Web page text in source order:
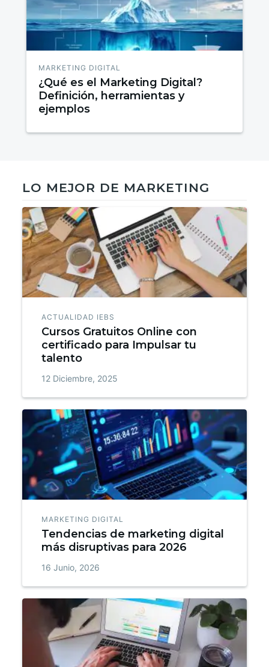
MARKETING DIGITAL
¿Qué es el Marketing Digital?
Definición, herramientas y
ejemplos
LO MEJOR DE MARKETING
ACTUALIDAD IEBS
Cursos Gratuitos Online con
certificado para Impulsar tu
talento
12 Diciembre, 2025
MARKETING DIGITAL
Tendencias de marketing digital
más disruptivas para 2026
16 Junio, 2026